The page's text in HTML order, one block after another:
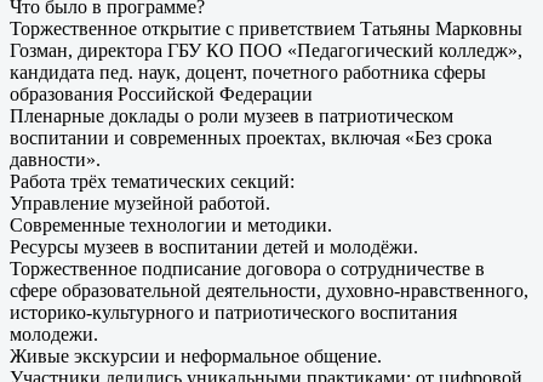
Что было в программе?
Торжественное открытие с приветствием Татьяны Марковны
Гозман, директора ГБУ КО ПОО «Педагогический колледж»,
кандидата пед. наук, доцент, почетного работника сферы
образования Российской Федерации
Пленарные доклады о роли музеев в патриотическом
воспитании и современных проектах, включая «Без срока
давности».
Работа трёх тематических секций:
Управление музейной работой.
Современные технологии и методики.
Ресурсы музеев в воспитании детей и молодёжи.
Торжественное подписание договора о сотрудничестве в
сфере образовательной деятельности, духовно-нравственного,
историко-культурного и патриотического воспитания
молодежи.
Живые экскурсии и неформальное общение.
Участники делились уникальными практиками: от цифровой